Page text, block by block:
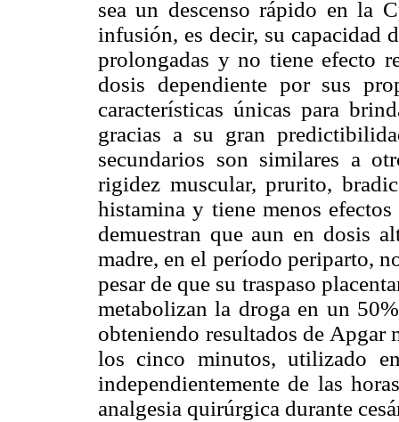
sea un descenso rápido en la
infusión, es decir, su capacidad
prolongadas y no tiene efecto
dosis dependiente por sus
características únicas para
gracias a su gran
secundarios son similares a
rigidez muscular, prurito,
histamina y tiene menos
demuestran que aun en dosis
madre, en el período periparto,
pesar de que su traspaso
metabolizan la droga en un
obteniendo resultados de
los cinco minutos, utilizado
independientemente de las
analgesia quirúrgica durante